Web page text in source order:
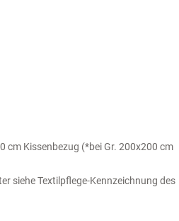
cm Kissenbezug (*bei Gr. 200x200 cm
siehe Textilpflege-Kennzeichnung des